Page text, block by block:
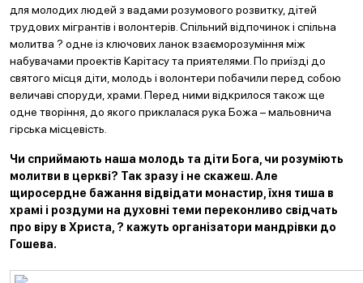
для молодих людей з вадами розумового розвитку, дітей
трудових мігрантів і волонтерів. Спільний відпочинок і спільна
молитва ? одне із ключових ланок взаєморозуміння між
набувачами проектів Карітасу та приятелями. По приїзді до
святого місця діти, молодь і волонтери побачили перед собою
величаві споруди, храми. Перед ними відкрилося також ще
одне творіння, до якого приклалася рука Божа – мальовнича
гірська місцевість.
Чи сприймають наша молодь та діти Бога, чи розуміють
молитви в церкві? Так зразу і не скажеш. Але
щиросердне бажання відвідати монастир, їхня тиша в
храмі і роздуми на духовні теми переконливо свідчать
про віру в Христа, ? кажуть організатори мандрівки до
Гошева.